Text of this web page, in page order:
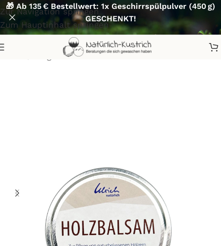
Zur Navigation springen
Zum Hauptinhalt springen
🎁 Ab 135 € Bestellwert: 1x Geschirrspülpulver (450 g)
GESCHENKT!